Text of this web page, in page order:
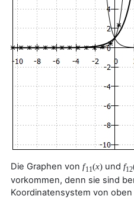
Die Graphen von f11(x)und f12
vorkommen, denn sie sind
Koordinatensystem von